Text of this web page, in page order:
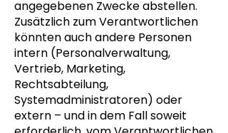
angegebenen Zwecke abstellen.
Zusätzlich zum Verantwortlichen
könnten auch andere Personen
intern (Personalverwaltung,
Vertrieb, Marketing,
Rechtsabteilung,
Systemadministratoren) oder
extern – und in dem Fall soweit